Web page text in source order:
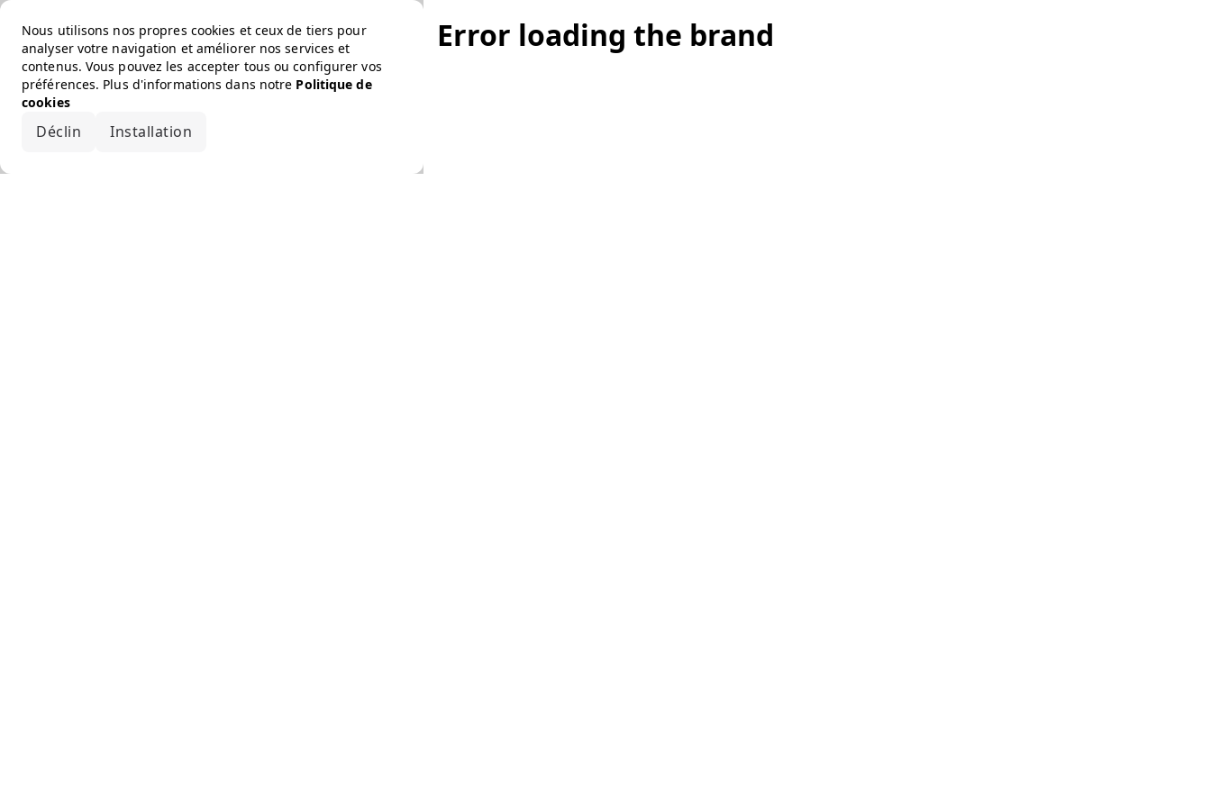
Nous utilisons nos propres cookies et ceux de tiers pour
analyser votre navigation et améliorer nos services et
contenus. Vous pouvez les accepter tous ou configurer vos
préférences. Plus d'informations dans notre Politique de
cookies
Déclin Installation
Error loading the brand